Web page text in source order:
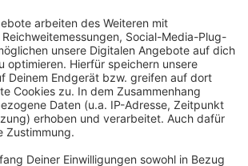
aus Leverkusen
Musikschule kritisieren die